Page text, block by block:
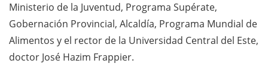
Ministerio de la Juventud, Programa Supérate,
Gobernación Provincial, Alcaldía, Programa Mundial de
Alimentos y el rector de la Universidad Central del Este,
doctor José Hazim Frappier.